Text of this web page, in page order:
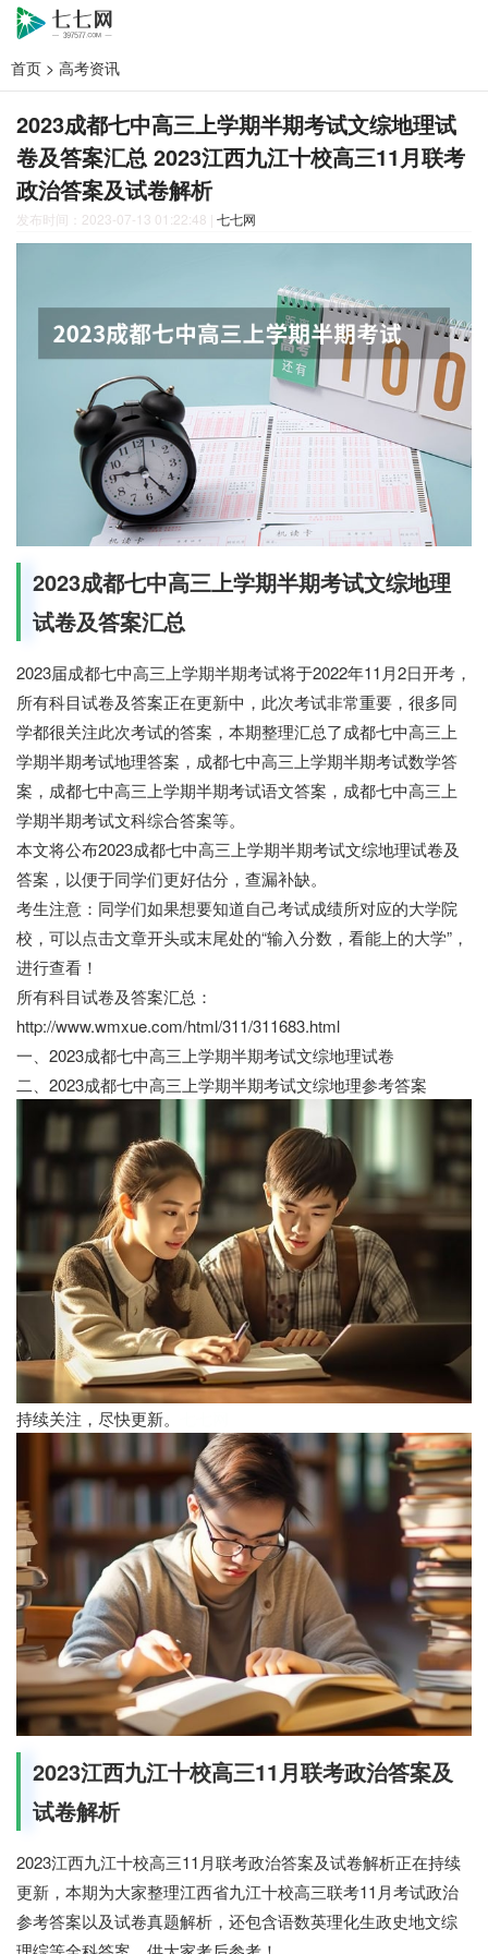
首页 > 高考资讯
2023成都七中高三上学期半期考试文综地理试
卷及答案汇总 2023江西九江十校高三11月联考
政治答案及试卷解析
发布时间：2023-07-13 01:22:48 | 七七网
2023成都七中高三上学期半期考试文综地理
试卷及答案汇总
2023届成都七中高三上学期半期考试将于2022年11月2日开考，
所有科目试卷及答案正在更新中，此次考试非常重要，很多同
学都很关注此次考试的答案，本期整理汇总了成都七中高三上
学期半期考试地理答案，成都七中高三上学期半期考试数学答
案，成都七中高三上学期半期考试语文答案，成都七中高三上
学期半期考试文科综合答案等。
本文将公布2023成都七中高三上学期半期考试文综地理试卷及
答案，以便于同学们更好估分，查漏补缺。
考生注意：同学们如果想要知道自己考试成绩所对应的大学院
校， 可以点击文章开头或末尾处的“输入分数，看能上的大学”，
进行查看！
所有科目试卷及答案汇总：
http://www.wmxue.com/html/311/311683.html
一、2023成都七中高三上学期半期考试文综地理试卷
二、2023成都七中高三上学期半期考试文综地理参考答案
持续关注，尽快更新。
2023江西九江十校高三11月联考政治答案及
试卷解析
2023江西九江十校高三11月联考政治答案及试卷解析正在持续
更新，本期为大家整理江西省九江十校高三联考11月考试政治
参考答案以及试卷真题解析，还包含语数英理化生政史地文综